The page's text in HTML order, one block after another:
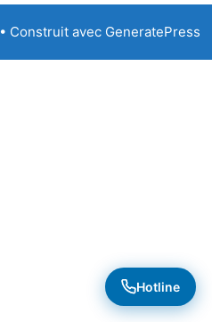
• Construit avec GeneratePress
Hotline